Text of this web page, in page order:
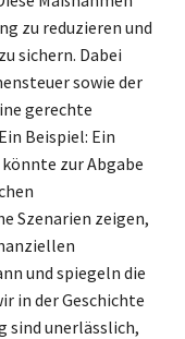
zu reduzieren und
sichern. Dabei
sowie der
gerechte
Beispiel: Ein
zur Abgabe
Szenarien zeigen,
und spiegeln die
in der Geschichte
sind unerlässlich,